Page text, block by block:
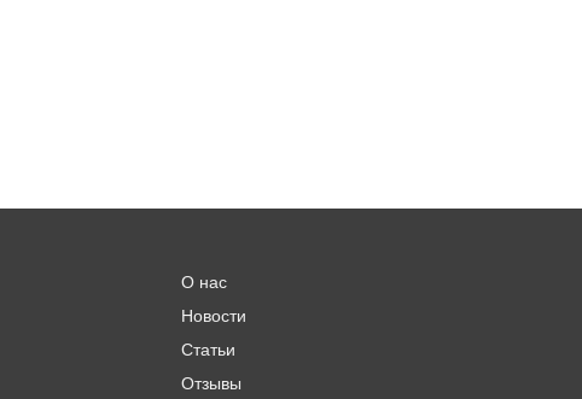
О нас
Новости
Статьи
Отзывы